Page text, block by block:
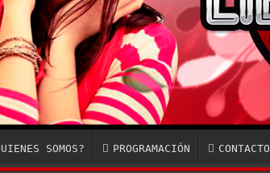
SOMOS? PROGRAMACIÓN CONTACTO